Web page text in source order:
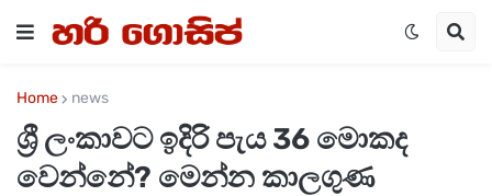
Home news
ශ්‍රී ලංකාවට ඉදිරි පැය 36 මොකද
වෙන්නේ? මෙන්න කාලගුණ